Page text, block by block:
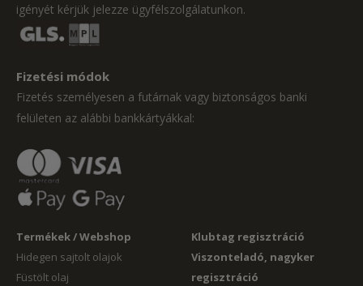
Termékek / Webshop
Hidegen sajtolt olajok
Füstölt olaj
Klubtag regisztráció
Viszonteladó, nagyker
regisztráció
igényét kérjük jelezze ügyfélszolgálatunkon.
Fizetési módok
Fizetés személyesen a futárnak vagy biztonságos banki
felületen az alábbi bankkártyákkal: